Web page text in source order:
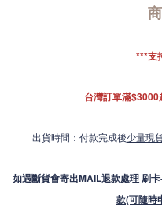
***支
台灣訂單滿
出貨時間：付款完成後少量現
如遇斷貨會寄出MAIL退款處理 刷
款(可隨時